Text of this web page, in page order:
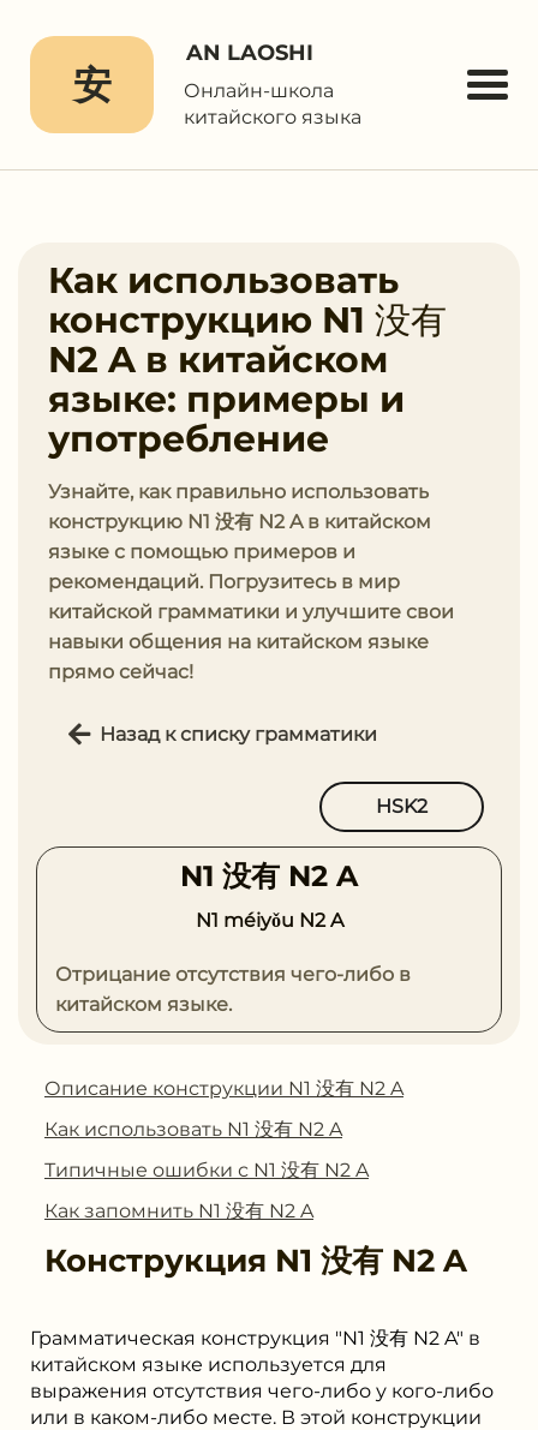
安
AN LAOSHI
Онлайн-школа
китайского языка
Как использовать
конструкцию N1 没有
N2 A в китайском
языке: примеры и
употребление
Узнайте, как правильно использовать
конструкцию N1 没有 N2 A в китайском
языке с помощью примеров и
рекомендаций. Погрузитесь в мир
китайской грамматики и улучшите свои
навыки общения на китайском языке
прямо сейчас!
Назад к списку грамматики
HSK2
N1 没有 N2 A
N1 méiyǒu N2 A
Отрицание отсутствия чего-либо в
китайском языке.
Описание конструкции N1 没有 N2 A
Как использовать N1 没有 N2 A
Типичные ошибки с N1 没有 N2 A
Как запомнить N1 没有 N2 A
Конструкция N1 没有 N2 A
Грамматическая конструкция "N1 没有 N2 A" в
китайском языке используется для
выражения отсутствия чего-либо у кого-либо
или в каком-либо месте. В этой конструкции